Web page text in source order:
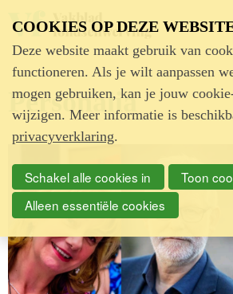
Personalia
COOKIES OP DEZE
Deze website maakt gebruik van
functioneren. Als je wilt aanpassen
mogen gebruiken, kan je jouw
wijzigen. Meer informatie is
privacyverklaring.
Schakel alle cookies in
Toon
Alleen essentiële cookies